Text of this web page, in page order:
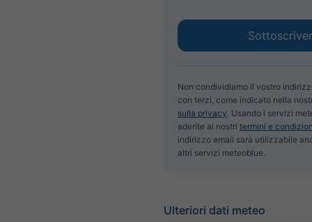
Non condividiamo il vostro
con terzi, come indicato nella
sulla privacy . Usando i servizi
aderite ai nostri termini e
indirizzo email sarà utilizzabile
altri servizi meteoblue.
Ulteriori dati meteo